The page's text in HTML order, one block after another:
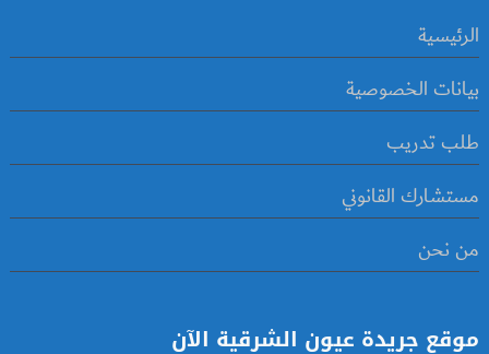
الرئيسية
بيانات الخصوصية
طلب تدريب
مستشارك القانوني
من نحن
موقع جريدة عيون الشرقية الآن